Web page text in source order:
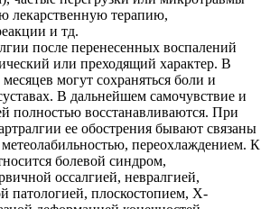
лекарственную терапию,
и тд.
после перенесенных воспалений
или преходящий характер. В
могут сохраняться боли и
В дальнейшем самочувствие и
полностью восстанавливаются. При
ее обострения бывают связаны
переохлаждением. К
болевой синдром,
оссалгией, невралгией,
патологией, плоскостопием, Х-